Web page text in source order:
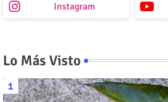
Instagram
Lo Más Visto